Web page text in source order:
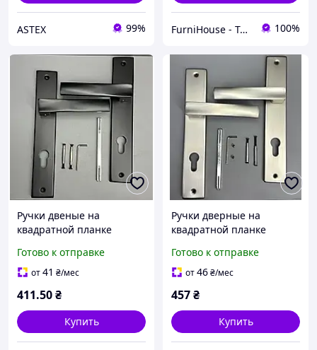
ASTEX 99% FurniHouse - Товары для дома и сада 100%
Ручки двеные на
квадратной планке
для входных дверей и
калиток 85мм LIBERA
Готово к отправке
от41 ₴/мес
411.50₴
Купить
Ручки дверные на
квадратной планке
для входных дверей и
калиток 85мм LIBERA MSN
Готово к отправке
от46₴/мес
457₴
Купить